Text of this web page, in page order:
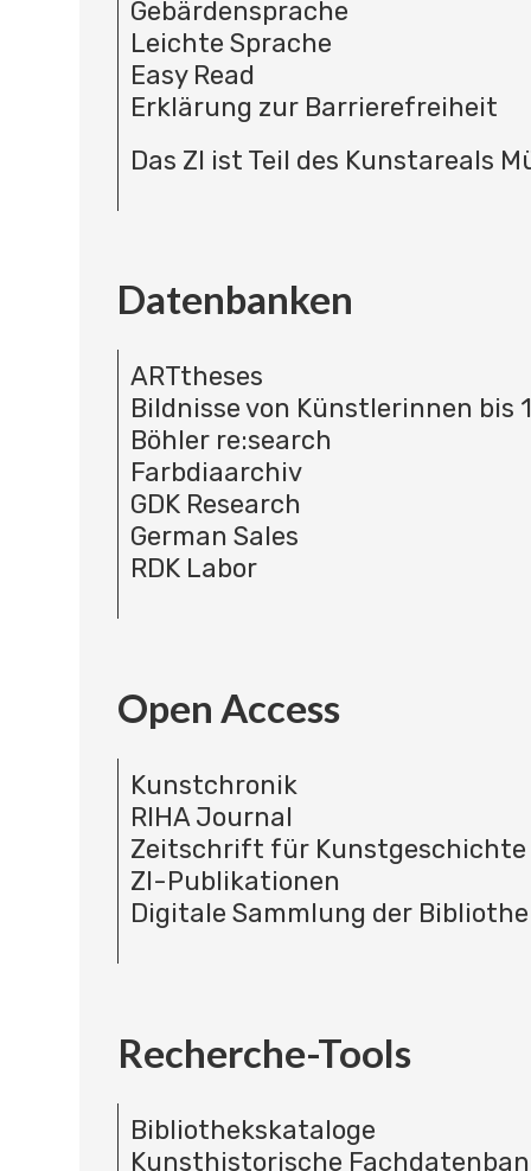
Gebärdensprache
Leichte Sprache
Easy Read
Erklärung zur Barrierefreiheit
Das ZI ist Teil des Kunstareals
Datenbanken
ARTtheses
Bildnisse von Künstlerinnen bis
Böhler re:search
Farbdiaarchiv
GDK Research
German Sales
RDK Labor
Open Access
Kunstchronik
RIHA Journal
Zeitschrift für Kunstgeschichte
ZI-Publikationen
Digitale Sammlung der
Recherche-Tools
Bibliothekskataloge
Kunsthistorische